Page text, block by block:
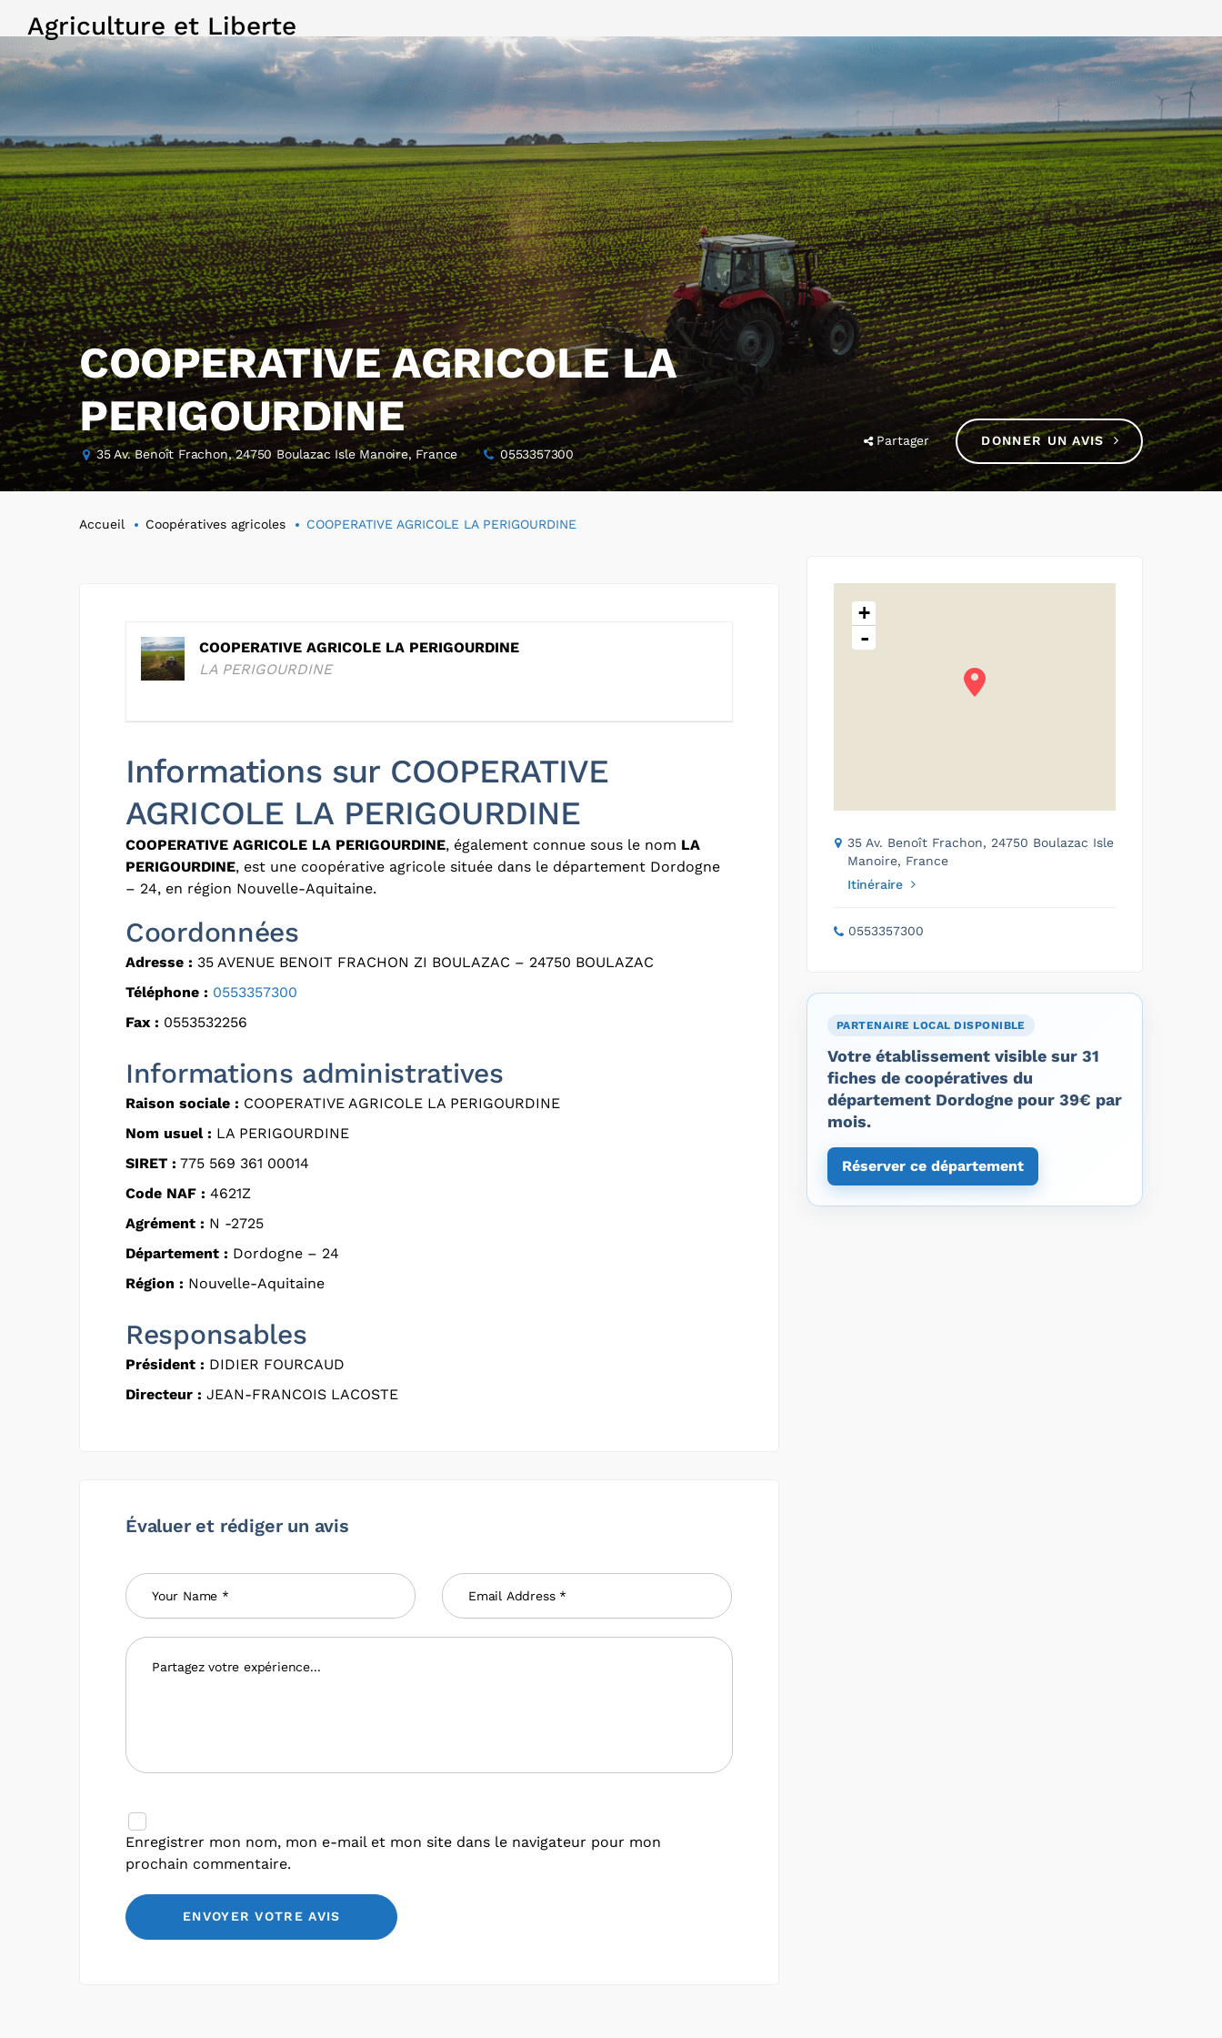
Agriculture et Liberte
COOPERATIVE AGRICOLE LA
PERIGOURDINE
35 Av. Benoît Frachon, 24750 Boulazac Isle Manoire, France 0553357300
Partager DONNER UN AVIS
Accueil Coopératives agricoles COOPERATIVE AGRICOLE LA PERIGOURDINE
COOPERATIVE AGRICOLE LA PERIGOURDINE
LA PERIGOURDINE
Informations sur COOPERATIVE
AGRICOLE LA PERIGOURDINE
COOPERATIVE AGRICOLE LA PERIGOURDINE, également connue sous le nom LA
PERIGOURDINE, est une coopérative agricole située dans le département Dordogne
– 24, en région Nouvelle-Aquitaine.
Coordonnées
Adresse : 35 AVENUE BENOIT FRACHON ZI BOULAZAC – 24750 BOULAZAC
Téléphone : 0553357300
Fax : 0553532256
Informations administratives
Raison sociale : COOPERATIVE AGRICOLE LA PERIGOURDINE
Nom usuel : LA PERIGOURDINE
SIRET : 775 569 361 00014
Code NAF : 4621Z
Agrément : N -2725
Département : Dordogne – 24
Région : Nouvelle-Aquitaine
Responsables
Président : DIDIER FOURCAUD
Directeur : JEAN-FRANCOIS LACOSTE
Évaluer et rédiger un avis
Enregistrer mon nom, mon e-mail et mon site dans le navigateur pour mon
prochain commentaire.
+
-
35 Av. Benoît Frachon, 24750 Boulazac Isle
Manoire, France
Itinéraire
0553357300
PARTENAIRE LOCAL DISPONIBLE
Votre établissement visible sur 31
fiches de coopératives du
département Dordogne pour 39€ par
mois.
Réserver ce département